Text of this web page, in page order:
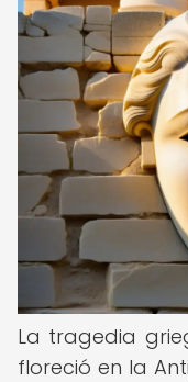
La tragedia
floreció en la